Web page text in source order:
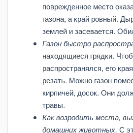
поврежденное место
газона, а край ровный.
землей и засевается.
Газон быстро
находящиеся грядки.
распространялся, его
резать. Можно газон
кирпичей, досок. Они
травы.
Как возродить места,
домашних животных. С